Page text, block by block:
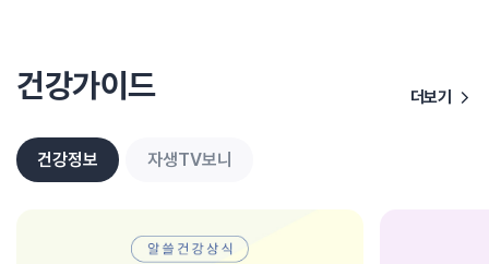
건강가이드 더보기
건강정보 자생TV보니